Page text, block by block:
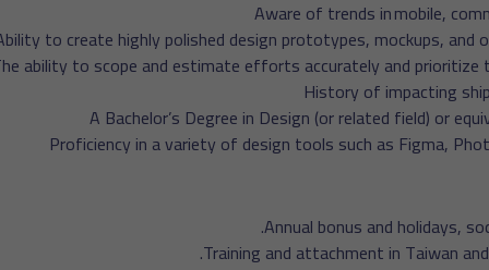
Aware of trends in mobile,
to create highly polished design prototypes, mockups,
ability to scope and estimate efforts accurately and prioritize
History of impacting
A Bachelor’s Degree in Design (or related field) or
Proficiency in a variety of design tools such as Figma,
Annual bonus and holidays,
Training and attachment in Taiwan